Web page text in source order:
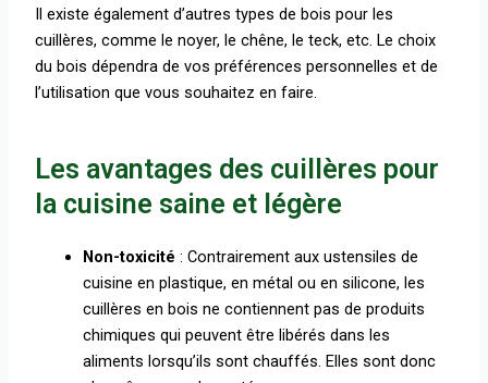
Il existe également d’autres types de bois pour les
cuillères, comme le noyer, le chêne, le teck, etc. Le choix
du bois dépendra de vos préférences personnelles et de
l’utilisation que vous souhaitez en faire.
Les avantages des cuillères pour
la cuisine saine et légère
Non-toxicité : Contrairement aux ustensiles de
cuisine en plastique, en métal ou en silicone, les
cuillères en bois ne contiennent pas de produits
chimiques qui peuvent être libérés dans les
aliments lorsqu’ils sont chauffés. Elles sont donc